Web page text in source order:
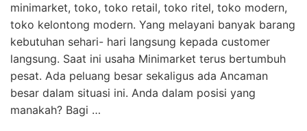
minimarket, toko, toko retail, toko ritel, toko modern,
toko kelontong modern. Yang melayani banyak barang
kebutuhan sehari- hari langsung kepada customer
langsung. Saat ini usaha Minimarket terus bertumbuh
pesat. Ada peluang besar sekaligus ada Ancaman
besar dalam situasi ini. Anda dalam posisi yang
manakah? Bagi …